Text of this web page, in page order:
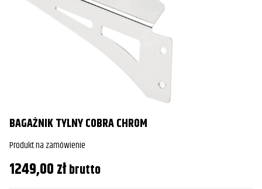
BAGAŻNIK TYLNY COBRA CHROM
Produkt na zamówienie
1249,00złbrutto